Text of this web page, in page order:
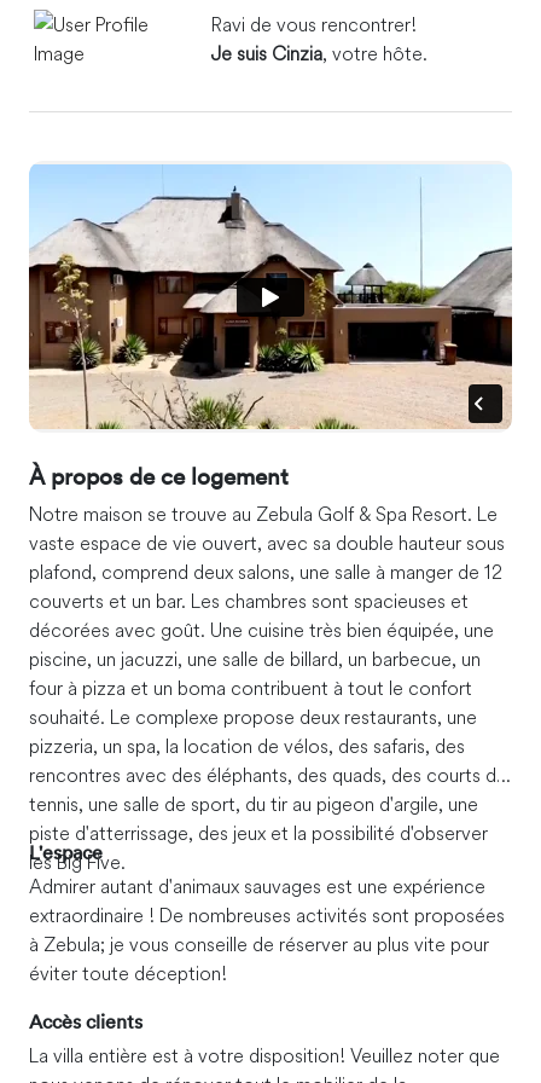
Ravi de vous rencontrer!
Je suis Cinzia, votre hôte.
À propos de ce logement
Notre maison se trouve au Zebula Golf & Spa Resort. Le
vaste espace de vie ouvert, avec sa double hauteur sous
plafond, comprend deux salons, une salle à manger de 12
couverts et un bar. Les chambres sont spacieuses et
décorées avec goût. Une cuisine très bien équipée, une
piscine, un jacuzzi, une salle de billard, un barbecue, un
four à pizza et un boma contribuent à tout le confort
souhaité. Le complexe propose deux restaurants, une
pizzeria, un spa, la location de vélos, des safaris, des
rencontres avec des éléphants, des quads, des courts de
tennis, une salle de sport, du tir au pigeon d'argile, une
piste d'atterrissage, des jeux et la possibilité d'observer
les Big Five.
L'espace
Admirer autant d'animaux sauvages est une expérience
extraordinaire ! De nombreuses activités sont proposées
à Zebula ; je vous conseille de réserver au plus vite pour
éviter toute déception !
Accès clients
La villa entière est à votre disposition ! Veuillez noter que